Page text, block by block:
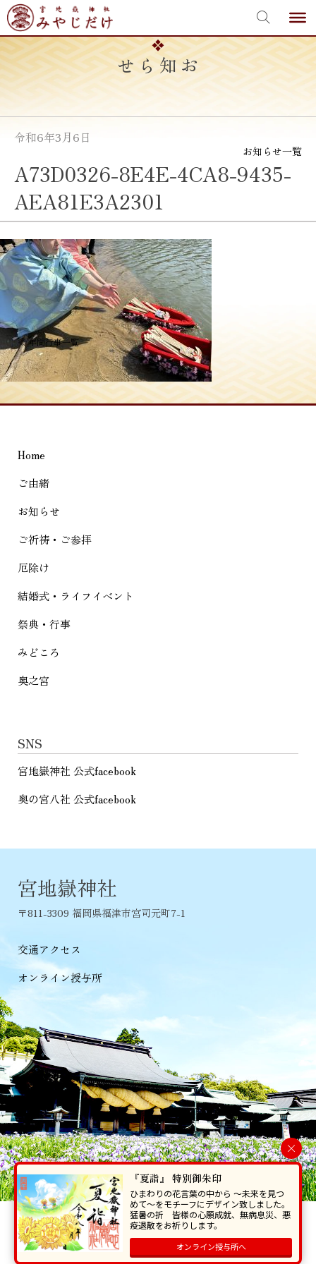
Skip
to
content
お知らせ
令和6年3月6日
お知らせ一覧
A73D0326-8E4E-4CA8-9435-
AEA81E3A2301
投
稿
ナ
ビ
ー
シ
ョ
ン
≪年間行事一覧
Home
ご由緒
お知らせ
ご祈祷・ご参拝
厄除け
結婚式・ライフイベント
祭典・行事
みどころ
奥之宮
SNS
宮地嶽神社 公式facebook
奥の宮八社 公式facebook
宮地嶽神社
〒811-3309 福岡県福津市宮司元町7-1
交通アクセス
オンライン授与所
当ホームページで掲載の写真・イラスト等を無断で転写･複製することを
禁じます。
Copyright © Miyajidake Jinjya , All Rights Reserved.
×
『夏詣』 特別御朱印
ひまわりの花言葉の中から 〜未来を見つ
めて〜をモチーフにデザイン致しました。
猛暑の折 皆様の心願成就、無病息災、悪
疫退散をお祈りします。
オンライン授与所へ